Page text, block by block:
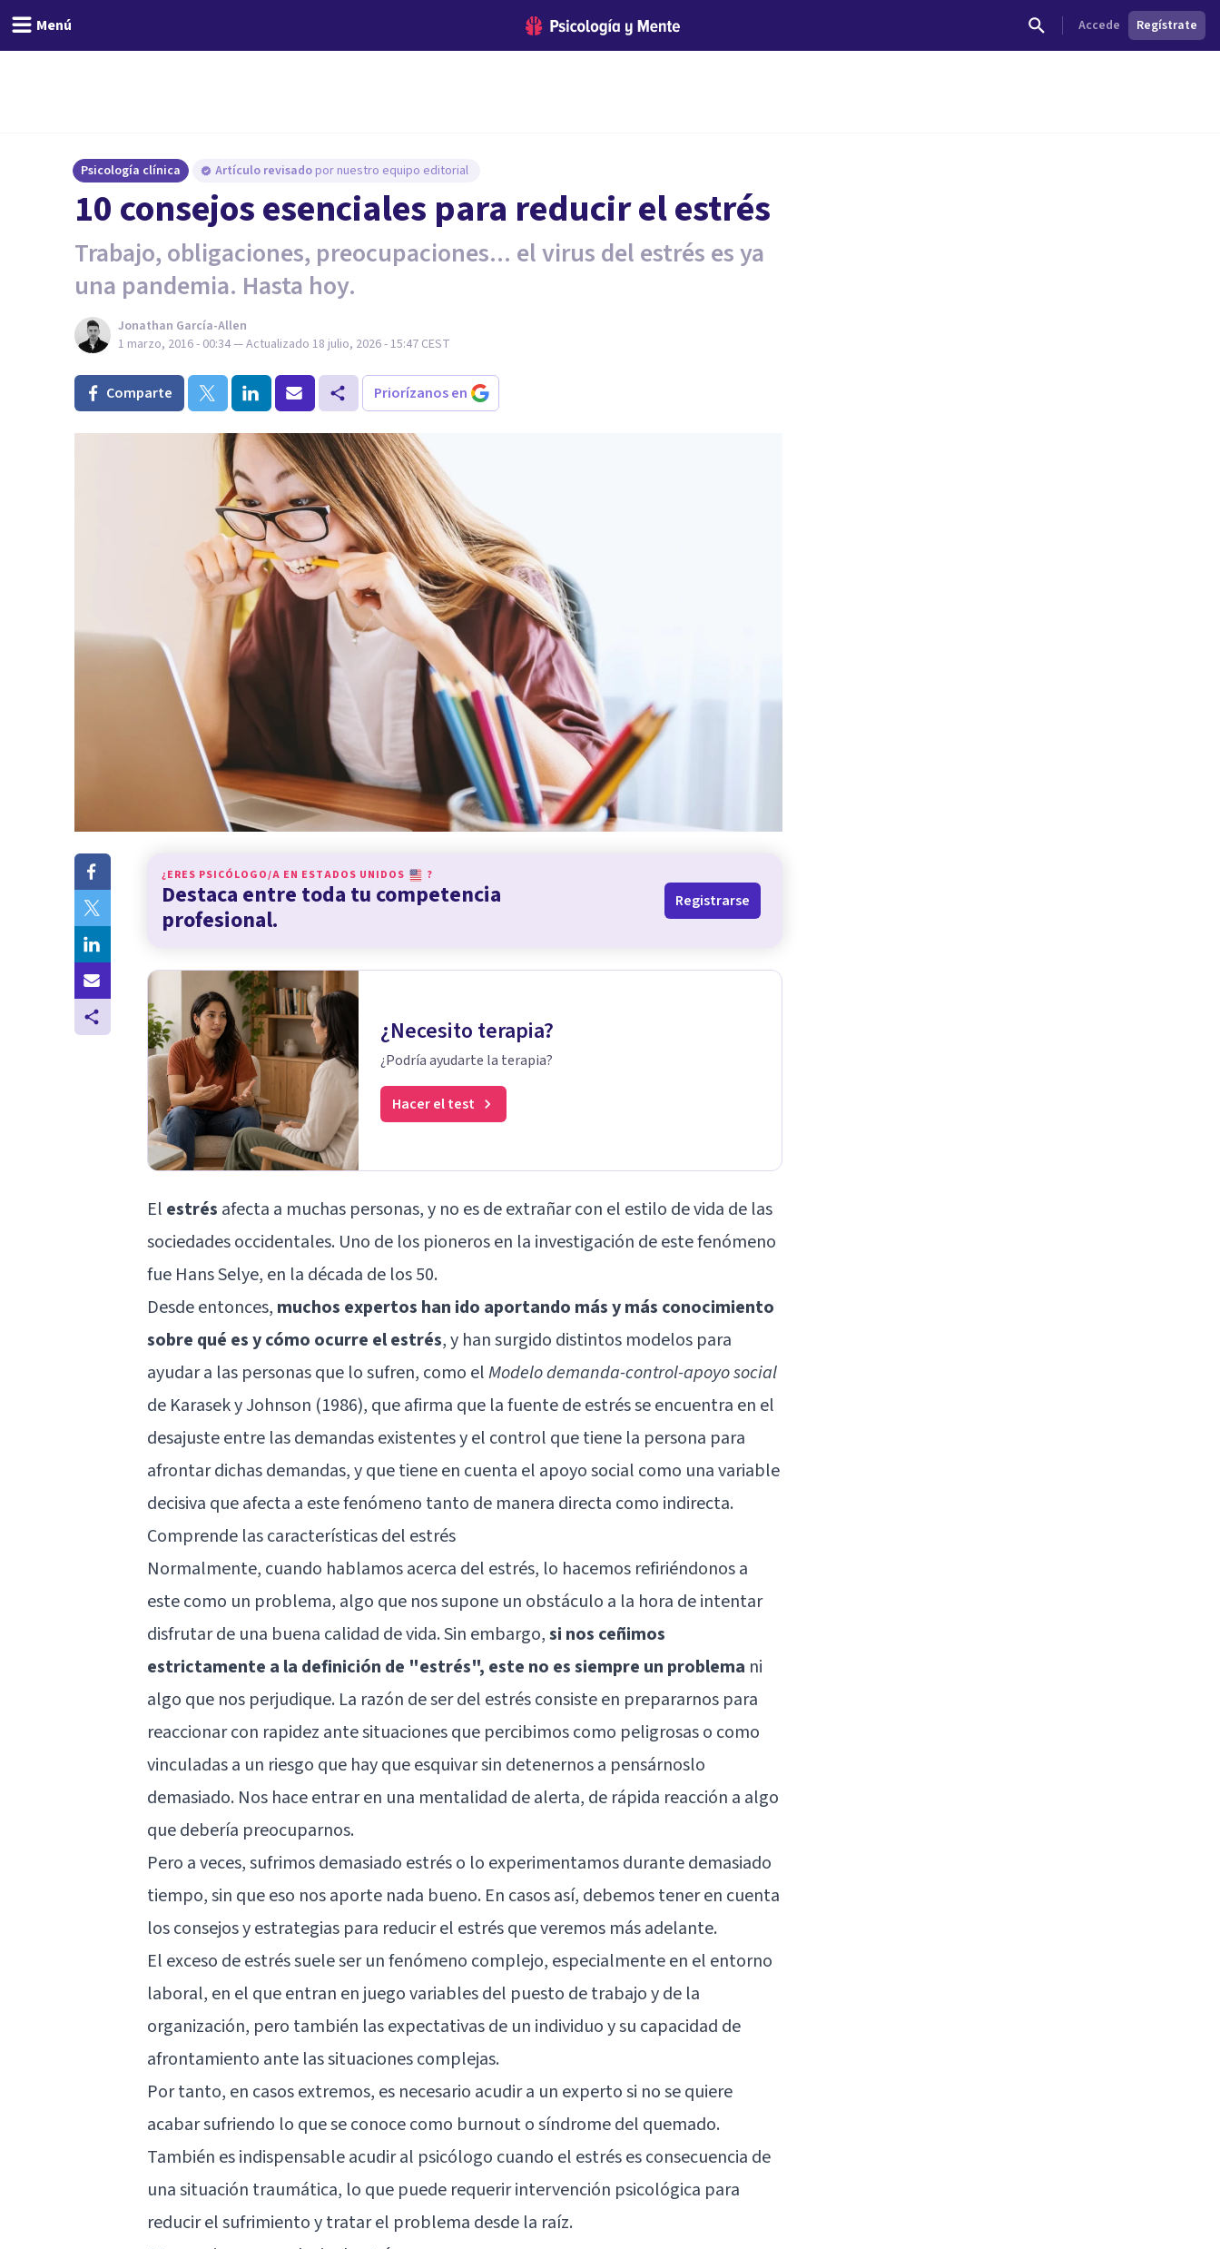
Menú Accede Regístrate
Psicología clínica Artículo revisado por nuestro equipo editorial
​10 consejos esenciales para reducir el estrés
Trabajo, obligaciones, preocupaciones... el virus del estrés es ya
una pandemia. Hasta hoy.
Jonathan García-Allen
1 marzo, 2016 - 00:34— Actualizado 18 julio, 2026 - 15:47 CEST
Comparte Priorízanos en
¿ERES PSICÓLOGO/A EN ESTADOS UNIDOS ?
Destaca entre toda tu competencia
profesional.
Registrarse
¿Necesito terapia?
¿Podría ayudarte la terapia?
Hacer el test
El estrés afecta a muchas personas, y no es de extrañar con el estilo de vida de las
sociedades occidentales. Uno de los pioneros en la investigación de este fenómeno
fue Hans Selye, en la década de los 50.
Desde entonces, muchos expertos han ido aportando más y más conocimiento
sobre qué es y cómo ocurre el estrés, y han surgido distintos modelos para
ayudar a las personas que lo sufren, como elModelo demanda-control-apoyo social
de Karasek y Johnson (1986), que afirma que la fuente de estrés se encuentra en el
desajuste entre las demandas existentes y el control que tiene la persona para
afrontar dichas demandas, y que tiene en cuenta el apoyo social como una variable
decisiva que afecta a este fenómeno tanto de manera directa como indirecta.
Comprende las características del estrés
Normalmente, cuando hablamos acerca del estrés, lo hacemos refiriéndonos a
este como un problema, algo que nos supone un obstáculo a la hora de intentar
disfrutar de una buena calidad de vida. Sin embargo,si nos ceñimos
estrictamente a la definición de "estrés", este no es siempre un problema ni
algo que nos perjudique. La razón de ser del estrés consiste en prepararnos para
reaccionar con rapidez ante situaciones que percibimos como peligrosas o como
vinculadas a un riesgo que hay que esquivar sin detenernos a pensárnoslo
demasiado. Nos hace entrar en una mentalidad de alerta, de rápida reacción a algo
que debería preocuparnos.
Pero a veces, sufrimos demasiado estrés o lo experimentamos durante demasiado
tiempo, sin que eso nos aporte nada bueno. En casos así, debemos tener en cuenta
los consejos y estrategias para reducir el estrés que veremos más adelante.
El exceso de estrés suele ser un fenómeno complejo, especialmente en el entorno
laboral, en el que entran en juego variables del puesto de trabajo y de la
organización, pero también las expectativas de un individuo y su capacidad de
afrontamiento ante las situaciones complejas.
Por tanto, en casos extremos, es necesario acudir a un experto si no se quiere
acabar sufriendo lo que se conoce como burnout o síndrome del quemado.
También es indispensable acudir al psicólogo cuando el estrés es consecuencia de
una situación traumática, lo que puede requerir intervención psicológica para
reducir el sufrimiento y tratar el problema desde la raíz.